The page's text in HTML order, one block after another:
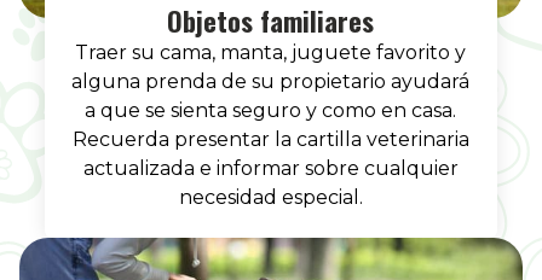
Objetos familiares
Traer su cama, manta, juguete favorito y
alguna prenda de su propietario ayudará
a que se sienta seguro y como en casa.
Recuerda presentar la cartilla veterinaria
actualizada e informar sobre cualquier
necesidad especial.